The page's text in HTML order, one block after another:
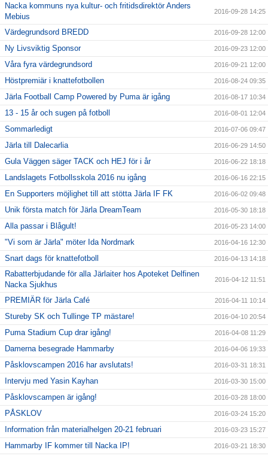
Nacka kommuns nya kultur- och fritidsdirektör Anders
Mebius
2016-09-28 14:25
Värdegrundsord BREDD 2016-09-28 12:00
Ny Livsviktig Sponsor 2016-09-23 12:00
Våra fyra värdegrundsord 2016-09-21 12:00
Höstpremiär i knattefotbollen 2016-08-24 09:35
Järla Football Camp Powered by Puma är igång 2016-08-17 10:34
13 - 15 år och sugen på fotboll 2016-08-01 12:04
Sommarledigt 2016-07-06 09:47
Järla till Dalecarlia 2016-06-29 14:50
Gula Väggen säger TACK och HEJ för i år 2016-06-22 18:18
Landslagets Fotbollsskola 2016 nu igång 2016-06-16 22:15
En Supporters möjlighet till att stötta Järla IF FK 2016-06-02 09:48
Unik första match för Järla DreamTeam 2016-05-30 18:18
Alla passar i Blågult! 2016-05-23 14:00
"Vi som är Järla" möter Ida Nordmark 2016-04-16 12:30
Snart dags för knattefotboll 2016-04-13 14:18
Rabatterbjudande för alla Järlaiter hos Apoteket Delfinen
Nacka Sjukhus
2016-04-12 11:51
PREMIÄR för Järla Café 2016-04-11 10:14
Stureby SK och Tullinge TP mästare! 2016-04-10 20:54
Puma Stadium Cup drar igång! 2016-04-08 11:29
Damerna besegrade Hammarby 2016-04-06 19:33
Påsklovscampen 2016 har avslutats! 2016-03-31 18:31
Intervju med Yasin Kayhan 2016-03-30 15:00
Påsklovscampen är igång! 2016-03-28 18:00
PÅSKLOV 2016-03-24 15:20
Information från materialhelgen 20-21 februari 2016-03-23 15:27
Hammarby IF kommer till Nacka IP! 2016-03-21 18:30